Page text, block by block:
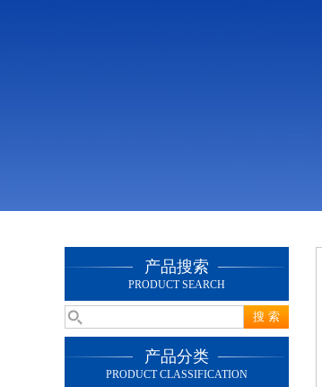
产品搜索
PRODUCT SEARCH
产品分类
PRODUCT CLASSIFICATION